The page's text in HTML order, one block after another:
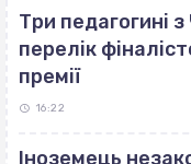
Три педагогині
перелік
премії
16:22
Іноземець